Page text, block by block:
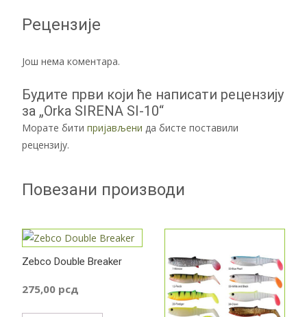
Рецензије
Још нема коментара.
Будите први који ће написати рецензију
за „Orka SIRENA SI-10“
Морате бити пријављени да бисте поставили
рецензију.
Повезани производи
Zebco Double Breaker
275,00 рсд